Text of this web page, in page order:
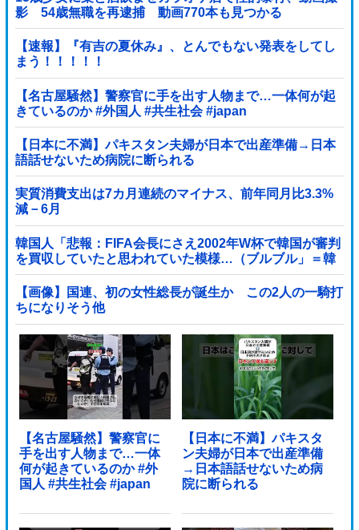
影 54歳無職を再逮捕 動画770本も見つかる
【速報】『有吉の夏休み』、とんでもない発表をしてし
まう！！！！！
【名古屋騒然】警察官に手を出す人物まで…一体何が起
きているのか #外国人 #共生社会 #japan
【日本に不満】パキスタン夫婦が日本で出産準備→日本
語話せないため病院に断られる
実質消費支出は7カ月連続のマイナス、前年同月比3.3%
減－6月
韓国人「悲報：FIFA会長にさえ2002年W杯で韓国が審判
を買収していたと思われていた模様…（ブルブル」＝韓
国の反応
【画像】国連、初の女性総長が誕生か この2人の一騎打
ちになりそう他
【名古屋騒然】警察官に
手を出す人物まで…一体
何が起きているのか #外
国人 #共生社会 #japan
【日本に不満】パキスタ
ン夫婦が日本で出産準備
→日本語話せないため病
院に断られる